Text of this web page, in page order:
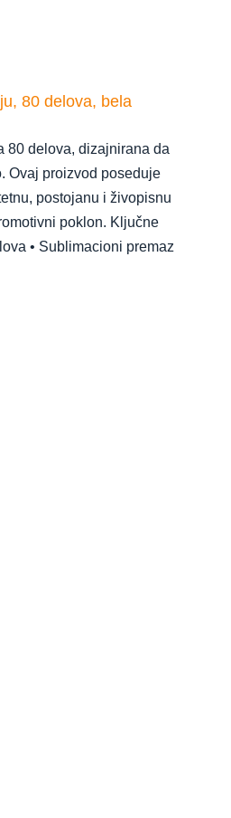
80 delova, bela
80 delova, dizajnirana da
Ovaj proizvod poseduje
postojanu i živopisnu
poklon. Ključne
• Sublimacioni premaz